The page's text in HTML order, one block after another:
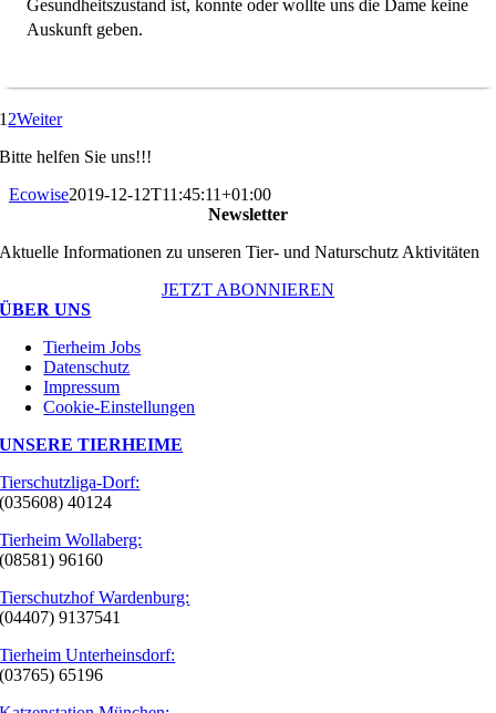
Gesundheitszustand ist, konnte oder wollte uns die Dame keine
Auskunft geben.
1 2Weiter
Bitte helfen Sie uns!!!
Ecowise2019-12-12T11:45:11+01:00
Newsletter
Aktuelle Informationen zu unseren Tier- und Naturschutz Aktivitäten
JETZT ABONNIEREN
ÜBER UNS
Tierheim Jobs
Datenschutz
Impressum
Cookie-Einstellungen
UNSERE TIERHEIME
Tierschutzliga-Dorf:
(035608) 40124
Tierheim Wollaberg:
(08581) 96160
Tierschutzhof Wardenburg:
(04407) 9137541
Tierheim Unterheinsdorf:
(03765) 65196